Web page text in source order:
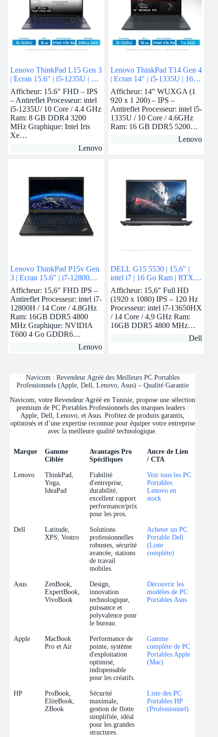
Lenovo ThinkPad L15 Gen 3
| Ecran 15.6″ | i5-1235U | 8
GB Ram | intel Iris Xe | 256
GB SSD
Afficheur: 15.6″ FHD – IPS
– Antireflet Processeur: intel
i5-1235U/ 10 Core / 4.4 GHz
Ram: 8 GB DDR4 3200
MHz Graphique: Intel Iris
Xe…
Lenovo
Lenovo ThinkPad T14 Gen 4
| Ecran 14″ | i5-1335U | 16
GB ram | intel Iris Xe | 1 TB
SSD
Afficheur: 14″ WUXGA (1
920 x 1 200) – IPS –
Antireflet Processeur: intel i5-
1335U / 10 Core / 4.6GHz
Ram: 16 GB DDR5 5200…
Lenovo
Lenovo ThinkPad P15v Gen
3 | Ecran 15.6″ | i7-12800H |
16 GB Ram | Nvidia T600 |
512 GB SSD
Afficheur: 15,6″ FHD IPS –
Antireflet Processeur: intel i7-
12800H / 14 Core / 4.8GHz
Ram: 16GB DDR5 4800
MHz Graphique: NVIDIA
T600 4 Go GDDR6…
Lenovo
DELL G15 5530 | 15,6″ |
intel i7 | 16 Go Ram | RTX
3050
Afficheur: 15,6″ Full HD
(1920 x 1080) IPS – 120 Hz
Processeur: intel i7-13650HX
/ 14 Core / 4,9 GHz Ram:
16GB DDR5 4800 MHz…
Dell
Navicom : Revendeur Agréé des Meilleurs PC Portables
Professionnels (Apple, Dell, Lenovo, Asus) – Qualité Garantie
Navicom, votre Revendeur Agréé en Tunisie, propose une sélection
premium de PC Portables Professionnels des marques leaders :
Apple, Dell, Lenovo, et Asus. Profitez de produits garantis,
optimisés et d’une expertise reconnue pour équiper votre entreprise
avec la meilleure qualité technologique.
Marque
Gamme
Ciblée
Avantages Pro
Spécifiques
Ancre de Lien
/ CTA
Marque
Gamme
Ciblée
Avantages Pro
Spécifiques
Ancre de Lien
/ CTA
Lenovo
ThinkPad,
Yoga,
IdeaPad
Fiabilité
d'entreprise,
durabilité,
excellent rapport
performance/prix
pour les pros.
Voir tous les PC
Portables
Lenovo en
stock
Dell
Latitude,
XPS, Vostro
Solutions
professionnelles
robustes, sécurité
avancée, stations
de travail
mobiles.
Acheter un PC
Portable Dell
(Liste
complète)
Asus
ZenBook,
ExpertBook,
VivoBook
Design,
innovation
technologique,
puissance et
polyvalence pour
le bureau.
Découvrir les
modèles de PC
Portables Asus
Apple
MacBook
Pro et Air
Performance de
pointe, système
d'exploitation
optimisé,
indispensable
pour les créatifs.
Gamme
complète de PC
Portables Apple
(Mac)
HP
ProBook,
EliteBook,
ZBook
Sécurité
maximale,
gestion de flotte
simplifiée, idéal
pour les grandes
structures.
Liste des PC
Portables HP
(Professionnel)